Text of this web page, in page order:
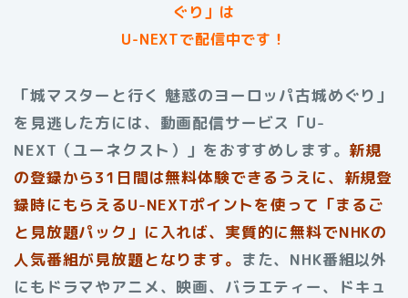
ぐり」は
U-NEXTで配信中です！
「城マスターと行く 魅惑のヨーロッパ古城めぐり」
を見逃した方には、動画配信サービス「U-
NEXT（ユーネクスト）」をおすすめします。 新規
の登録から31日間は無料体験できるうえに、新規登
録時にもらえるU-NEXTポイントを使って「まるご
と見放題パック」に入れば、実質的に無料でNHKの
人気番組が見放題となります。 また、NHK番組以外
にもドラマやアニメ、映画、バラエティー、ドキュ